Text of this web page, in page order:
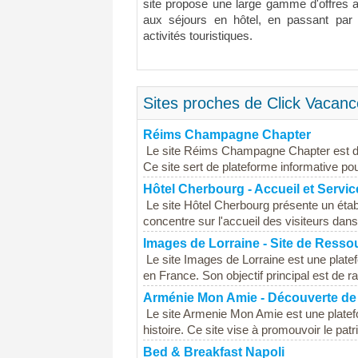
site propose une large gamme d'offres
aux séjours en hôtel, en passant
activités touristiques.
Sites proches de Click
Réims Champagne Chapter
Le site Réims Champagne Chapter est
Ce site sert de plateforme informative
Hôtel Cherbourg - Accueil et
Le site Hôtel Cherbourg présente un
concentre sur l'accueil des visiteurs
Images de Lorraine - Site de
Le site Images de Lorraine est une
en France. Son objectif principal est de
Arménie Mon Amie - Découverte
Le site Armenie Mon Amie est une
histoire. Ce site vise à promouvoir le
Bed & Breakfast Napoli